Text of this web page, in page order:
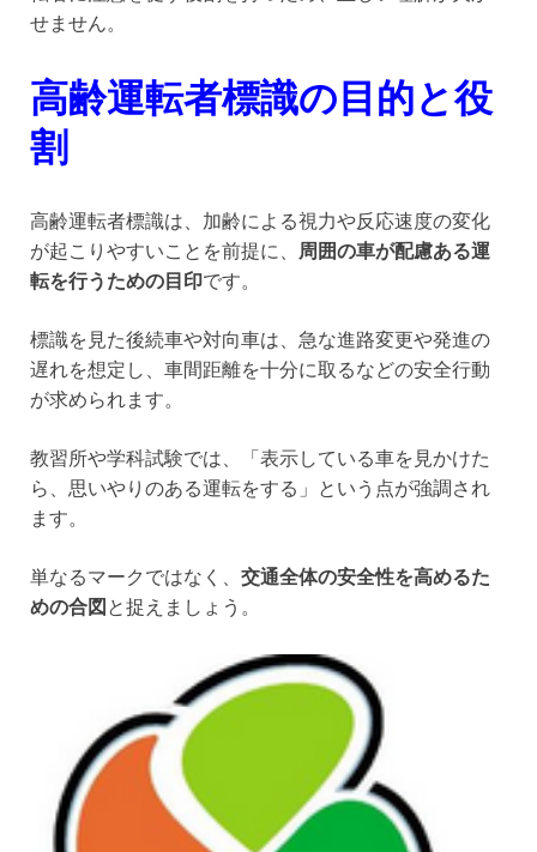
せません。
高齢運転者標識の目的と役
割
高齢運転者標識は、加齢による視力や反応速度の変化
が起こりやすいことを前提に、
周囲の車が配慮ある運
転を行うための目印です。
標識を見た後続車や対向車は、急な進路変更や発進の
遅れを想定し、車間距離を十分に取るなどの安全行動
が求められます。
教習所や学科試験では、「表示している車を見かけた
ら、思いやりのある運転をする」という点が強調され
ます。
単なるマークではなく、 交通全体の安全性を高めるた
めの合図 と捉えましょう。